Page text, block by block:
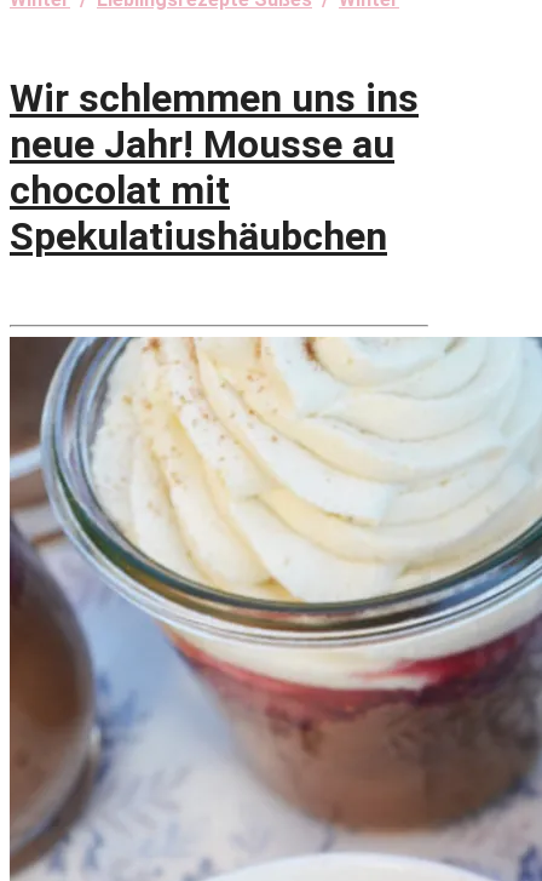
Wir schlemmen uns ins
neue Jahr! Mousse au
chocolat mit
Spekulatiushäubchen